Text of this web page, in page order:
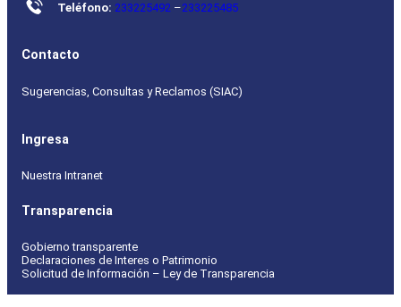
Teléfono: 233225492 –233225485
Contacto
Sugerencias, Consultas y Reclamos (SIAC)
Ingresa
Nuestra Intranet
Transparencia
Gobierno transparente
Declaraciones de Interes o Patrimonio
Solicitud de Información – Ley de Transparencia